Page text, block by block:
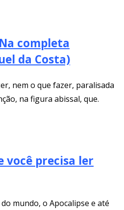
completa
da Costa)
nem o que fazer, paralisada
na figura abissal, que.
você precisa ler
mundo, o Apocalipse e até